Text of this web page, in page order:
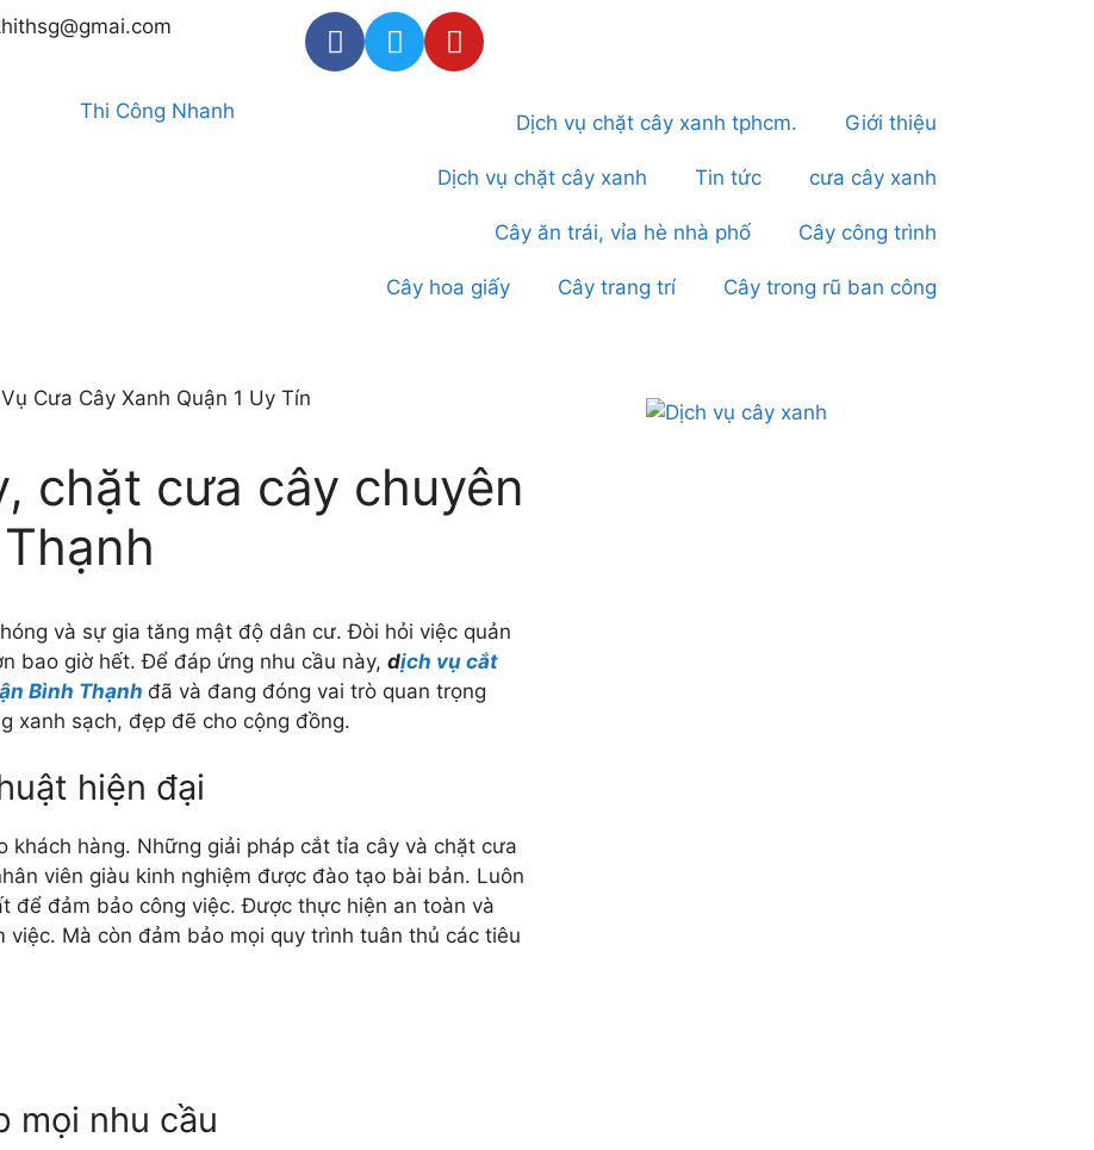
Dịch vụ chặt cây xanh tphcm. Giới thiệu
Dịch vụ chặt cây xanh Tin tức cưa cây xanh
Cây ăn trái, vỉa hè nhà phố Cây công trình
Cây hoa giấy Cây trang trí Cây trong rũ ban công
chặt cưa cây chuyên
và sự gia tăng mật độ dân cư. Đòi hỏi việc quản
bao giờ hết. Để đáp ứng nhu cầu này, dịch vụ cắt
Bình Thạnh đã và đang đóng vai trò quan trọng
xanh sạch, đẹp đẽ cho cộng đồng.
hiện đại
khách hàng. Những giải pháp cắt tỉa cây và chặt cưa
viên giàu kinh nghiệm được đào tạo bài bản. Luôn
để đảm bảo công việc. Được thực hiện an toàn và
Mà còn đảm bảo mọi quy trình tuân thủ các tiêu
mọi nhu cầu